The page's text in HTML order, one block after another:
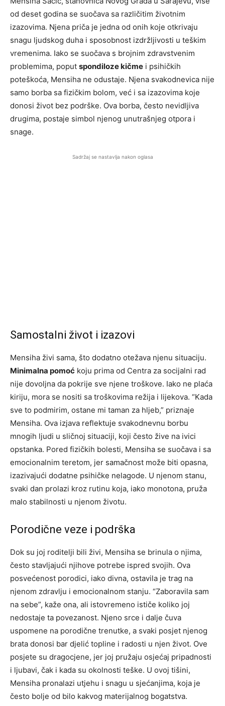
od deset godina se suočava sa različitim životnim
izazovima. Njena priča je jedna od onih koje otkrivaju
snagu ljudskog duha i sposobnost izdržljivosti u teškim
vremenima. Iako se suočava s brojnim zdravstvenim
problemima, poput spondiloze kičme i psihičkih
poteškoća, Mensiha ne odustaje. Njena svakodnevica nije
samo borba sa fizičkim bolom, već i sa izazovima koje
donosi život bez podrške. Ova borba, često nevidljiva
drugima, postaje simbol njenog unutrašnjeg otpora i
snage.
Sadržaj se nastavlja nakon oglasa
Samostalni život i izazovi
Mensiha živi sama, što dodatno otežava njenu situaciju.
Minimalna pomoć koju prima od Centra za socijalni rad
nije dovoljna da pokrije sve njene troškove. Iako ne plaća
kiriju, mora se nositi sa troškovima režija i lijekova. “Kada
sve to podmirim, ostane mi taman za hljeb,” priznaje
Mensiha. Ova izjava reflektuje svakodnevnu borbu
mnogih ljudi u sličnoj situaciji, koji često žive na ivici
opstanka. Pored fizičkih bolesti, Mensiha se suočava i sa
emocionalnim teretom, jer samačnost može biti opasna,
izazivajući dodatne psihičke nelagode. U njenom stanu,
svaki dan prolazi kroz rutinu koja, iako monotona, pruža
malo stabilnosti u njenom životu.
Porodične veze i podrška
Dok su joj roditelji bili živi, Mensiha se brinula o njima,
često stavljajući njihove potrebe ispred svojih. Ova
posvećenost porodici, iako divna, ostavila je trag na
njenom zdravlju i emocionalnom stanju. “Zaboravila sam
na sebe”, kaže ona, ali istovremeno ističe koliko joj
nedostaje ta povezanost. Njeno srce i dalje čuva
uspomene na porodične trenutke, a svaki posjet njenog
brata donosi bar djelić topline i radosti u njen život. Ove
posjete su dragocjene, jer joj pružaju osjećaj pripadnosti
i ljubavi, čak i kada su okolnosti teške. U ovoj tišini,
Mensiha pronalazi utjehu i snagu u sjećanjima, koja je
često bolje od bilo kakvog materijalnog bogatstva.